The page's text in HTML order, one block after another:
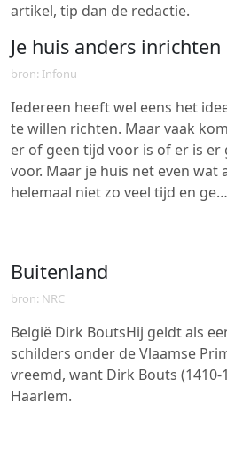
artikel, tip dan de redactie.
Je huis anders inrichten
bron: Infonu
Iedereen heeft wel eens het
te willen richten. Maar vaak
er of geen tijd voor is of er is
voor. Maar je huis net even wat
helemaal niet zo veel tijd en ge…
Buitenland
bron: NRC
België Dirk BoutsHij geldt als
schilders onder de Vlaamse
vreemd, want Dirk Bouts
Haarlem.